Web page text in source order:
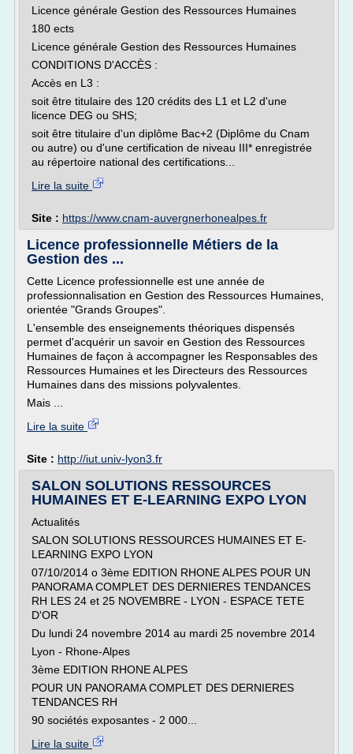
Licence générale Gestion des Ressources Humaines
180 ects
Licence générale Gestion des Ressources Humaines
CONDITIONS D'ACCÈS :
Accès en L3 :
soit être titulaire des 120 crédits des L1 et L2 d'une
licence DEG ou SHS;
soit être titulaire d'un diplôme Bac+2 (Diplôme du Cnam
ou autre) ou d'une certification de niveau III* enregistrée
au répertoire national des certifications...
Lire la suite
Site : https://www.cnam-auvergnerhonealpes.fr
Licence professionnelle Métiers de la
Gestion des ...
Cette Licence professionnelle est une année de
professionnalisation en Gestion des Ressources Humaines,
orientée "Grands Groupes".
L'ensemble des enseignements théoriques dispensés
permet d'acquérir un savoir en Gestion des Ressources
Humaines de façon à accompagner les Responsables des
Ressources Humaines et les Directeurs des Ressources
Humaines dans des missions polyvalentes.
Mais ...
Lire la suite
Site : http://iut.univ-lyon3.fr
SALON SOLUTIONS RESSOURCES
HUMAINES ET E-LEARNING EXPO LYON
Actualités
SALON SOLUTIONS RESSOURCES HUMAINES ET E-
LEARNING EXPO LYON
07/10/2014 o 3ème EDITION RHONE ALPES POUR UN
PANORAMA COMPLET DES DERNIERES TENDANCES
RH LES 24 et 25 NOVEMBRE - LYON - ESPACE TETE
D'OR
Du lundi 24 novembre 2014 au mardi 25 novembre 2014
Lyon - Rhone-Alpes
3ème EDITION RHONE ALPES
POUR UN PANORAMA COMPLET DES DERNIERES
TENDANCES RH
90 sociétés exposantes - 2 000...
Lire la suite